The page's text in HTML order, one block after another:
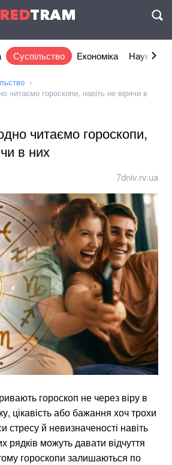
REDTRAM
Суспільство Економіка Наука та
читаємо гороскопи, навіть не вірячи в
читаємо гороскопи,
в них
7dniv.rv.ua
гороскоп не через віру в
цікавість або бажання хоч трохи
стресу й невизначеності навіть
рядків можуть давати відчуття
гороскопи залишаються по